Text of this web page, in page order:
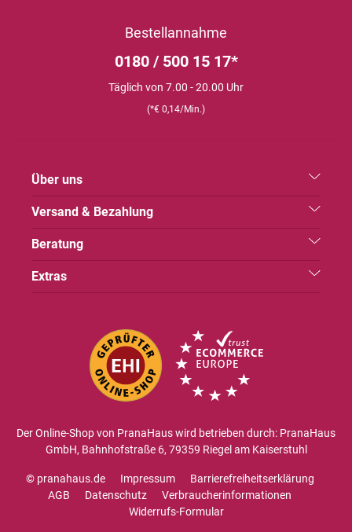
Bestellannahme
0180 / 500 15 17*
Täglich von 7.00 - 20.00 Uhr
(*€ 0,14/Min.)
Über uns
Versand & Bezahlung
Beratung
Extras
Der Online-Shop von PranaHaus wird betrieben durch: PranaHaus
GmbH, Bahnhofstraße 6, 79359 Riegel am Kaiserstuhl
© pranahaus.de Impressum
Barrierefreiheitserklärung
AGB
Datenschutz
Verbraucherinformationen
Widerrufs-Formular